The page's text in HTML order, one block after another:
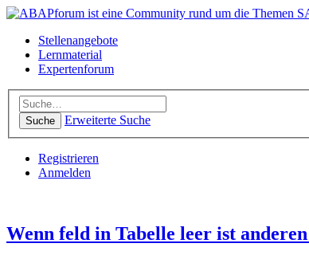
Stellenangebote
Lernmaterial
Expertenforum
Suche Erweiterte Suche
Registrieren
Anmelden
Wenn feld in Tabelle leer ist